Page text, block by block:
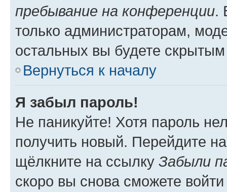
пребывание на конференции.
только администраторам,
остальных вы будете
Вернуться к началу
Я забыл пароль!
Не паникуйте! Хотя пароль
получить новый. Перейдите
щёлкните на ссылку Забыли
скоро вы снова сможете